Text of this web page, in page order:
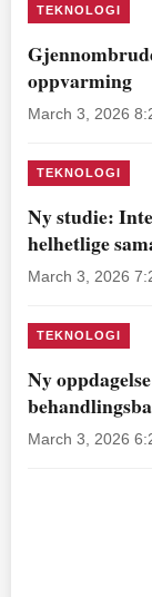
TEKNOLOGI
oppvarming
March 3, 2026
TEKNOLOGI
Ny studie:
helhetlige
March 3, 2026
TEKNOLOGI
Ny
March 3, 2026